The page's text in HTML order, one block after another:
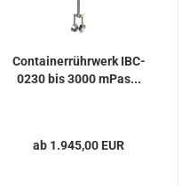
Containerrührwerk IBC-
0230 bis 3000 mPas...
ab 1.945,00 EUR